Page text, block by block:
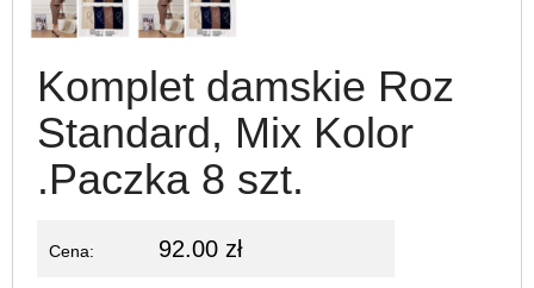
Komplet damskie Roz
Standard, Mix Kolor
.Paczka 8 szt.
Cena: 92.00 zł